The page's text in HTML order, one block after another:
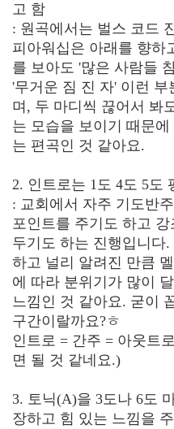
고 함
: 원곡에서는 벌스 코드
피아워십은 아래를 향하
를 보아도 '많은 사람들
'무거운 짐 진 자' 이런 부
며, 두 마디씩 끊어서 봐
는 모습을 보이기 때문
는 편곡인 것 같아요.
2. 인트로는 1도 4도 5도
: 교회에서 자주 기도반
포인트를 주기도 하고 강
두기도 하는 진행입니다
하고 널리 알려진 만큼
에 따라 분위기가 많이
느낌인 것 같아요. 굳이
구간이랄까요?ㅎ
인트로 = 간주 = 아웃트
면 될 것 같네요.)
3. 토닉(A)을 3도나 6도
장하고 힘 있는 느낌을